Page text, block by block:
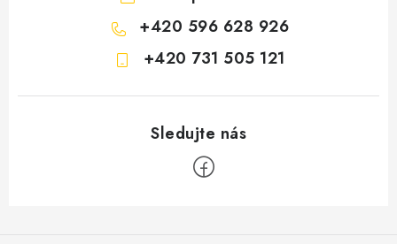
+420 596 628 926
+420 731 505 121